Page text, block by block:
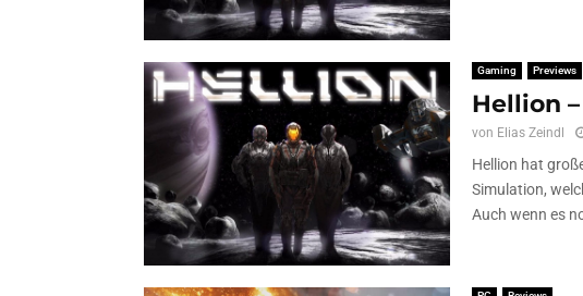
Gaming Previews
Hellion
von Elias Zeindl
Hellion hat
Simulation,
Auch wenn es